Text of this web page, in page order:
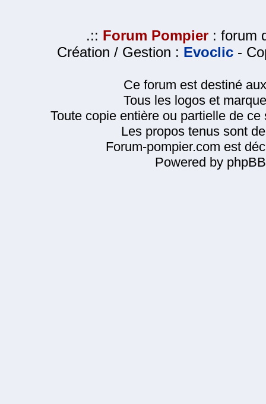
.:: Forum Pompier : forum
Création / Gestion : Evoclic -
Ce forum est destiné
Tous les logos et
Toute copie entière ou partielle de
Les propos tenus sont
Forum-pompier.com est
Powered by